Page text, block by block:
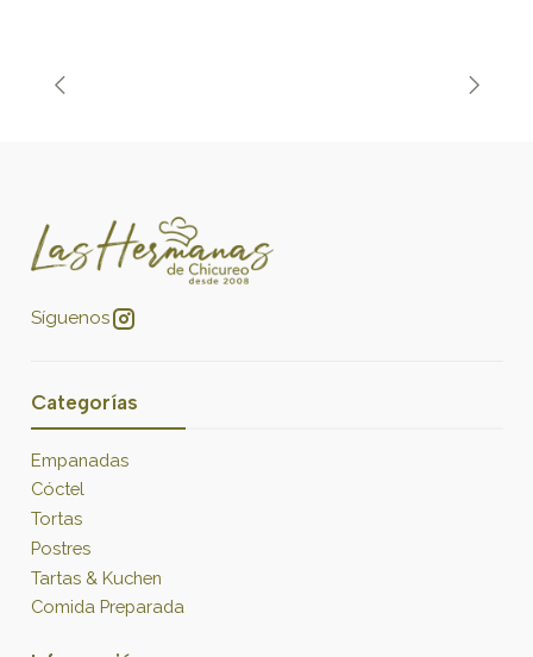
Síguenos
Categorías
Empanadas
Cóctel
Tortas
Postres
Tartas & Kuchen
Comida Preparada